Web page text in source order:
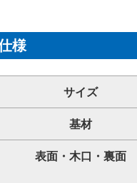
様
サイズ
基材
表面・木口・裏面